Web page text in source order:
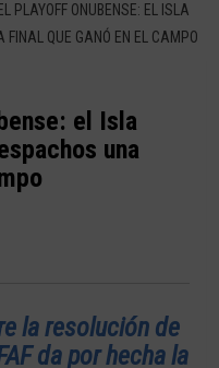
PLAYOFF ONUBENSE: EL ISLA
QUE GANÓ EN EL CAMPO
el Isla
una
la resolución de
da por hecha la